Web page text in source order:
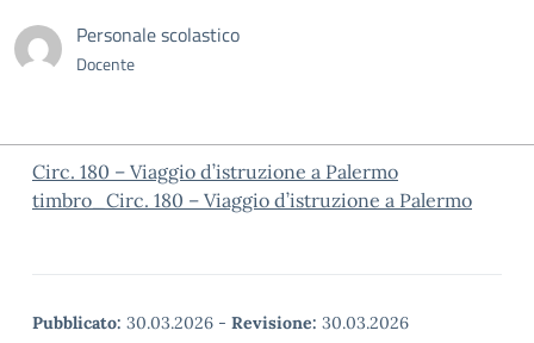
Personale scolastico
Docente
Circ. 180 – Viaggio d’istruzione a Palermo
timbro_Circ. 180 – Viaggio d’istruzione a Palermo
Pubblicato: 30.03.2026 - Revisione: 30.03.2026